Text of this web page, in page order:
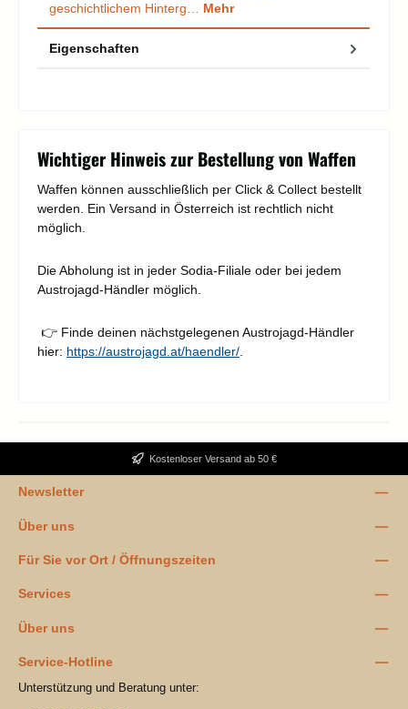
geschichtlichem Hinterg… Mehr
Eigenschaften
Wichtiger Hinweis zur Bestellung von Waffen
Waffen können ausschließlich per Click & Collect bestellt
werden. Ein Versand in Österreich ist rechtlich nicht
möglich.
Die Abholung ist in jeder Sodia-Filiale oder bei jedem
Austrojagd-Händler möglich.
👉 Finde deinen nächstgelegenen Austrojagd-Händler
hier: https://austrojagd.at/haendler/
Kostenloser Versand ab 50 €
Newsletter
Über uns
Für Sie vor Ort / Öffnungszeiten
Services
Über uns
Service-Hotline
Unterstützung und Beratung unter: